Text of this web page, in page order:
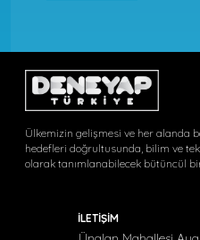
Ülkemizin gelişmesi ve her alanda
hedefleri doğrultusunda, bilim ve
olarak tanımlanabilecek bütüncül
İLETİŞİM